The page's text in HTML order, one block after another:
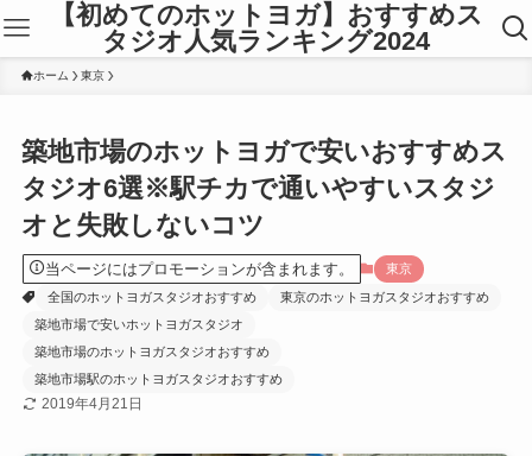
【初めてのホットヨガ】おすすめス
タジオ人気ランキング2024
ホーム 東京
築地市場のホットヨガで安いおすすめス
タジオ6選※駅チカで通いやすいスタジ
オと失敗しないコツ
当ページにはプロモーションが含まれます。
東京
全国のホットヨガスタジオおすすめ
東京のホットヨガスタジオおすすめ
築地市場で安いホットヨガスタジオ
築地市場のホットヨガスタジオおすすめ
築地市場駅のホットヨガスタジオおすすめ
2019年4月21日